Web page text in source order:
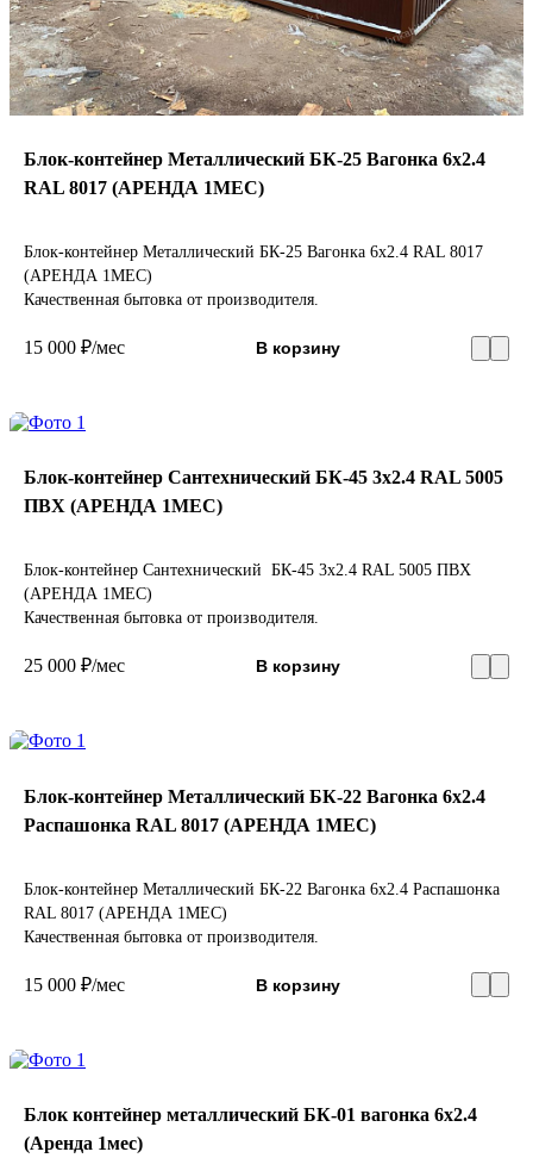
Блок-контейнер Металлический БК-25 Вагонка 6х2.4
RAL 8017 (АРЕНДА 1МЕС)
Блок-контейнер Металлический БК-25 Вагонка 6х2.4 RAL 8017
(АРЕНДА 1МЕС)
Качественная бытовка от производителя.
15 000 ₽/мес В корзину
Блок-контейнер Сантехнический БК-45 3х2.4 RAL 5005
ПВХ (АРЕНДА 1МЕС)
Блок-контейнер Сантехнический БК-45 3х2.4 RAL 5005 ПВХ
(АРЕНДА 1МЕС)
Качественная бытовка от производителя.
25 000 ₽/мес В корзину
Блок-контейнер Металлический БК-22 Вагонка 6х2.4
Распашонка RAL 8017 (АРЕНДА 1МЕС)
Блок-контейнер Металлический БК-22 Вагонка 6х2.4 Распашонка
RAL 8017 (АРЕНДА 1МЕС)
Качественная бытовка от производителя.
15 000 ₽/мес В корзину
Блок контейнер металлический БК-01 вагонка 6х2.4
(Аренда 1мес)